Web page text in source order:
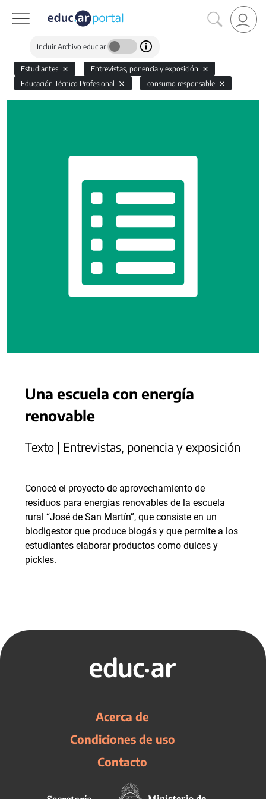
Incluir Archivo educ.ar
Estudiantes
Entrevistas, ponencia y exposición
Educación Técnico Profesional
consumo responsable
Una escuela con energía
renovable
Texto | Entrevistas, ponencia y exposición
Conocé el proyecto de aprovechamiento de
residuos para energías renovables de la escuela
rural “José de San Martín”, que consiste en un
biodigestor que produce biogás y que permite a los
estudiantes elaborar productos como dulces y
pickles.
Acerca de
Condiciones de uso
Contacto